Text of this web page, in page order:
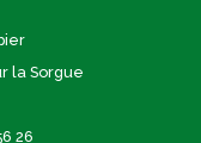
la Sorgue
26